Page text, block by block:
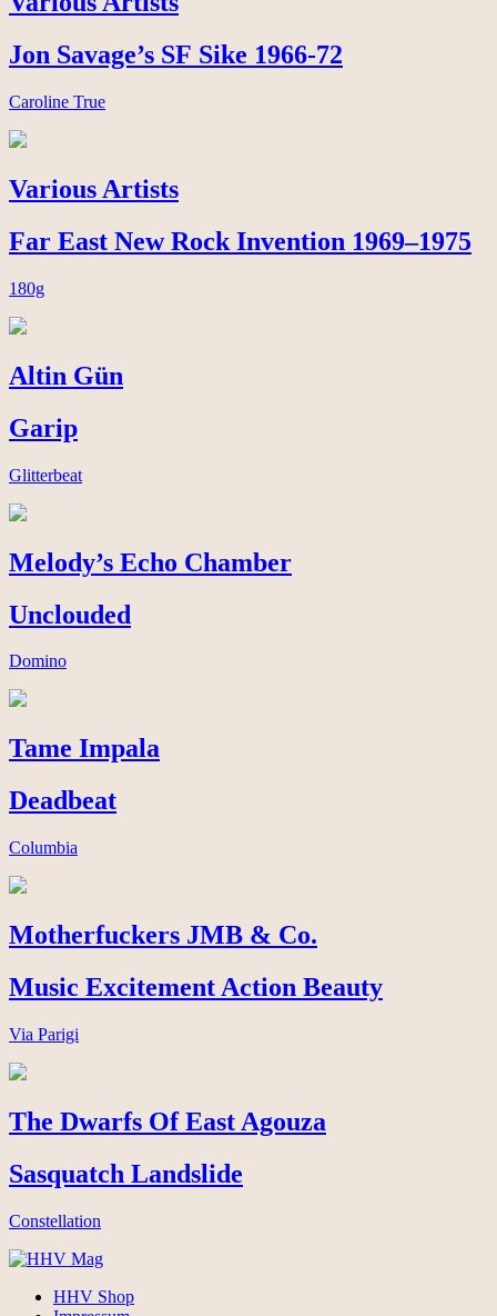
Jon Savage’s SF Sike 1966-72
Caroline True
Various Artists
Far East New Rock Invention 1969–1975
180g
Altin Gün
Garip
Glitterbeat
Melody’s Echo Chamber
Unclouded
Domino
Tame Impala
Deadbeat
Columbia
Motherfuckers JMB & Co.
Music Excitement Action Beauty
Via Parigi
The Dwarfs Of East Agouza
Sasquatch Landslide
Constellation
HHV Shop